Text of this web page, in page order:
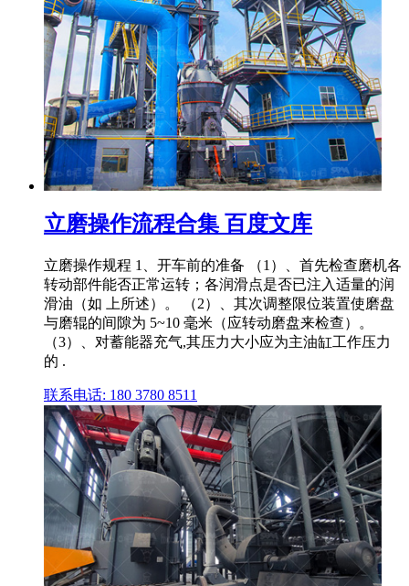
立磨操作流程合集 百度文库
立磨操作规程 1、开车前的准备 （1）、首先检查磨机各
转动部件能否正常运转；各润滑点是否已注入适量的润
滑油（如 上所述）。 （2）、其次调整限位装置使磨盘
与磨辊的间隙为 5~10 毫米（应转动磨盘来检查）。
（3）、对蓄能器充气,其压力大小应为主油缸工作压力
的 .
联系电话: 180 3780 8511